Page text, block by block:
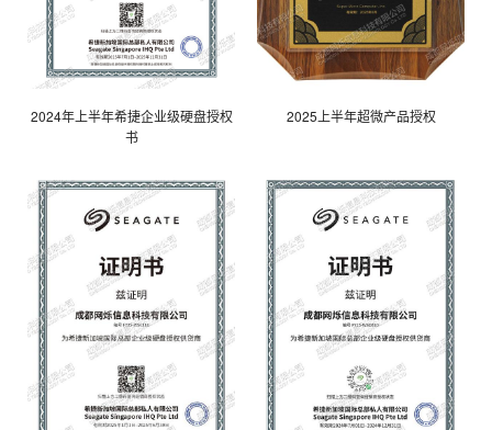
2024年上半年希捷企业级硬盘授权
书
2025上半年超微产品授权